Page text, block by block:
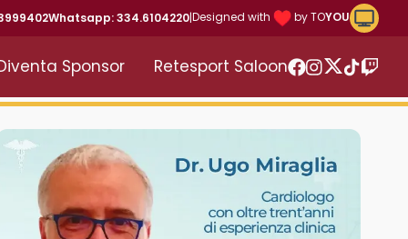
Whatsapp: 334.6104220|Designed with by TOYOU
Sponsor
Retesport Saloon
Twitter